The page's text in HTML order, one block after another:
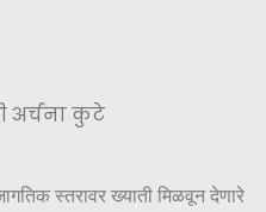
अर्चना कुटे
स्तरावर ख्याती मिळवून देणारे